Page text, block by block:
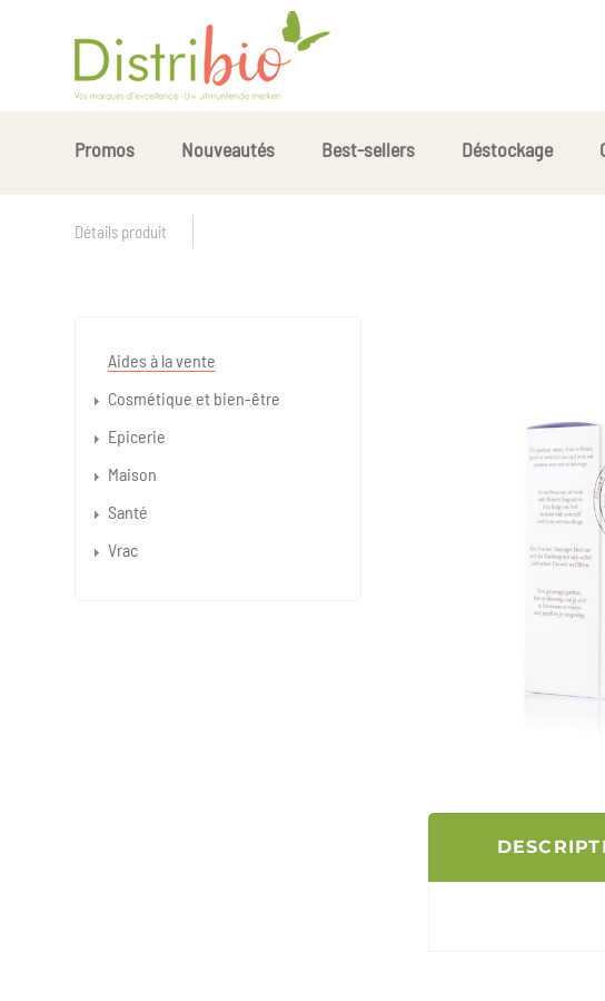
Promos Nouveautés Best-sellers Déstockage
Détails produit
Aides à la vente
Cosmétique et bien-être
Epicerie
Maison
Santé
Vrac